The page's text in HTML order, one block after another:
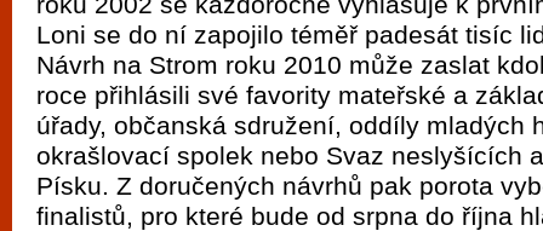
Loni se do ní zapojilo téměř padesát tisíc
Návrh na Strom roku 2010 může zaslat
roce přihlásili své favority mateřské a
úřady, občanská sdružení, oddíly mladých
okrašlovací spolek nebo Svaz neslyšících
Písku. Z doručených návrhů pak porota
finalistů, pro které bude od srpna do října
zajímavé
restaurace,
Mimo jiné je ale také místem, kde si
vyzkoušet různé kasinové hry. V
metropoli naleznete širokou nabídku her
po moderní automaty jak pro pravidelné
příležitostné hráče. V...